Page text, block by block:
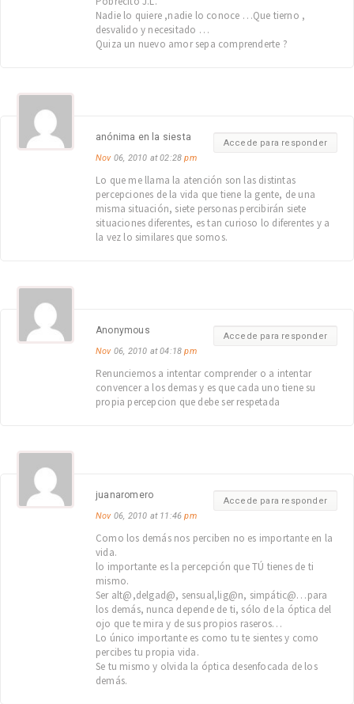
Nadie lo quiere ,nadie lo conoce …Que tierno ,
desvalido y necesitado …
Quiza un nuevo amor sepa comprenderte ?
Accede para responder
anónima en la siesta
Nov06, 2010 at 02:28pm
Lo que me llama la atención son las distintas
percepciones de la vida que tiene la gente, de una
misma situación, siete personas percibirán siete
situaciones diferentes, es tan curioso lo diferentes y a
la vez lo similares que somos.
Accede para responder
Anonymous
Nov06, 2010 at 04:18pm
Renunciemos a intentar comprender o a intentar
convencer a los demas y es que cada uno tiene su
propia percepcion que debe ser respetada
Accede para responder
juanaromero
Nov06, 2010 at 11:46pm
Como los demás nos perciben no es importante en la
vida.
lo importante es la percepción que TÚ tienes de ti
mismo.
Ser alt@,delgad@, sensual,lig@n, simpátic@…para
los demás, nunca depende de ti, sólo de la óptica del
ojo que te mira y de sus propios raseros…
Lo único importante es como tu te sientes y como
percibes tu propia vida.
Se tu mismo y olvida la óptica desenfocada de los
demás.